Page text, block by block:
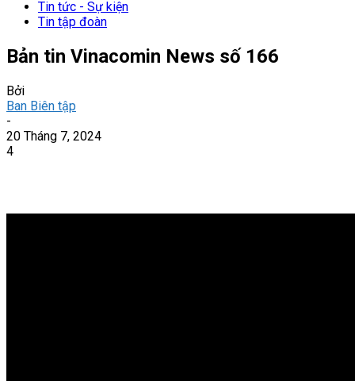
Tin tức - Sự kiện
Tin tập đoàn
Bản tin Vinacomin News số 166
Bởi
Ban Biên tập
-
20 Tháng 7, 2024
4